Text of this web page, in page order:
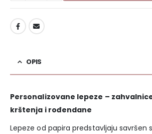
OPIS
Personalizovane lepeze –
krštenja i rođendane
Lepeze od papira predstavljaju savršen